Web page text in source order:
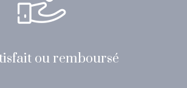
ou remboursé